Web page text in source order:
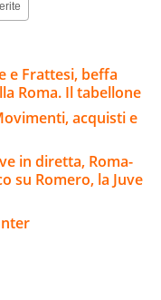
e Frattesi, beffa
Roma. Il tabellone
acquisti e
in diretta, Roma-
su Romero, la Juve